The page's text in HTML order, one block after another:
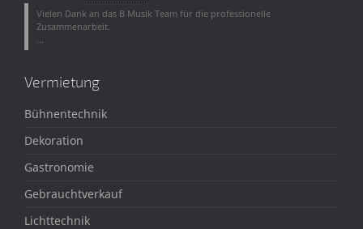
Vielen Dank an das B Musik Team für die professionelle
Zusammenarbeit.
Vermietung
Bühnentechnik
Dekoration
Gastronomie
Gebrauchtverkauf
Lichttechnik